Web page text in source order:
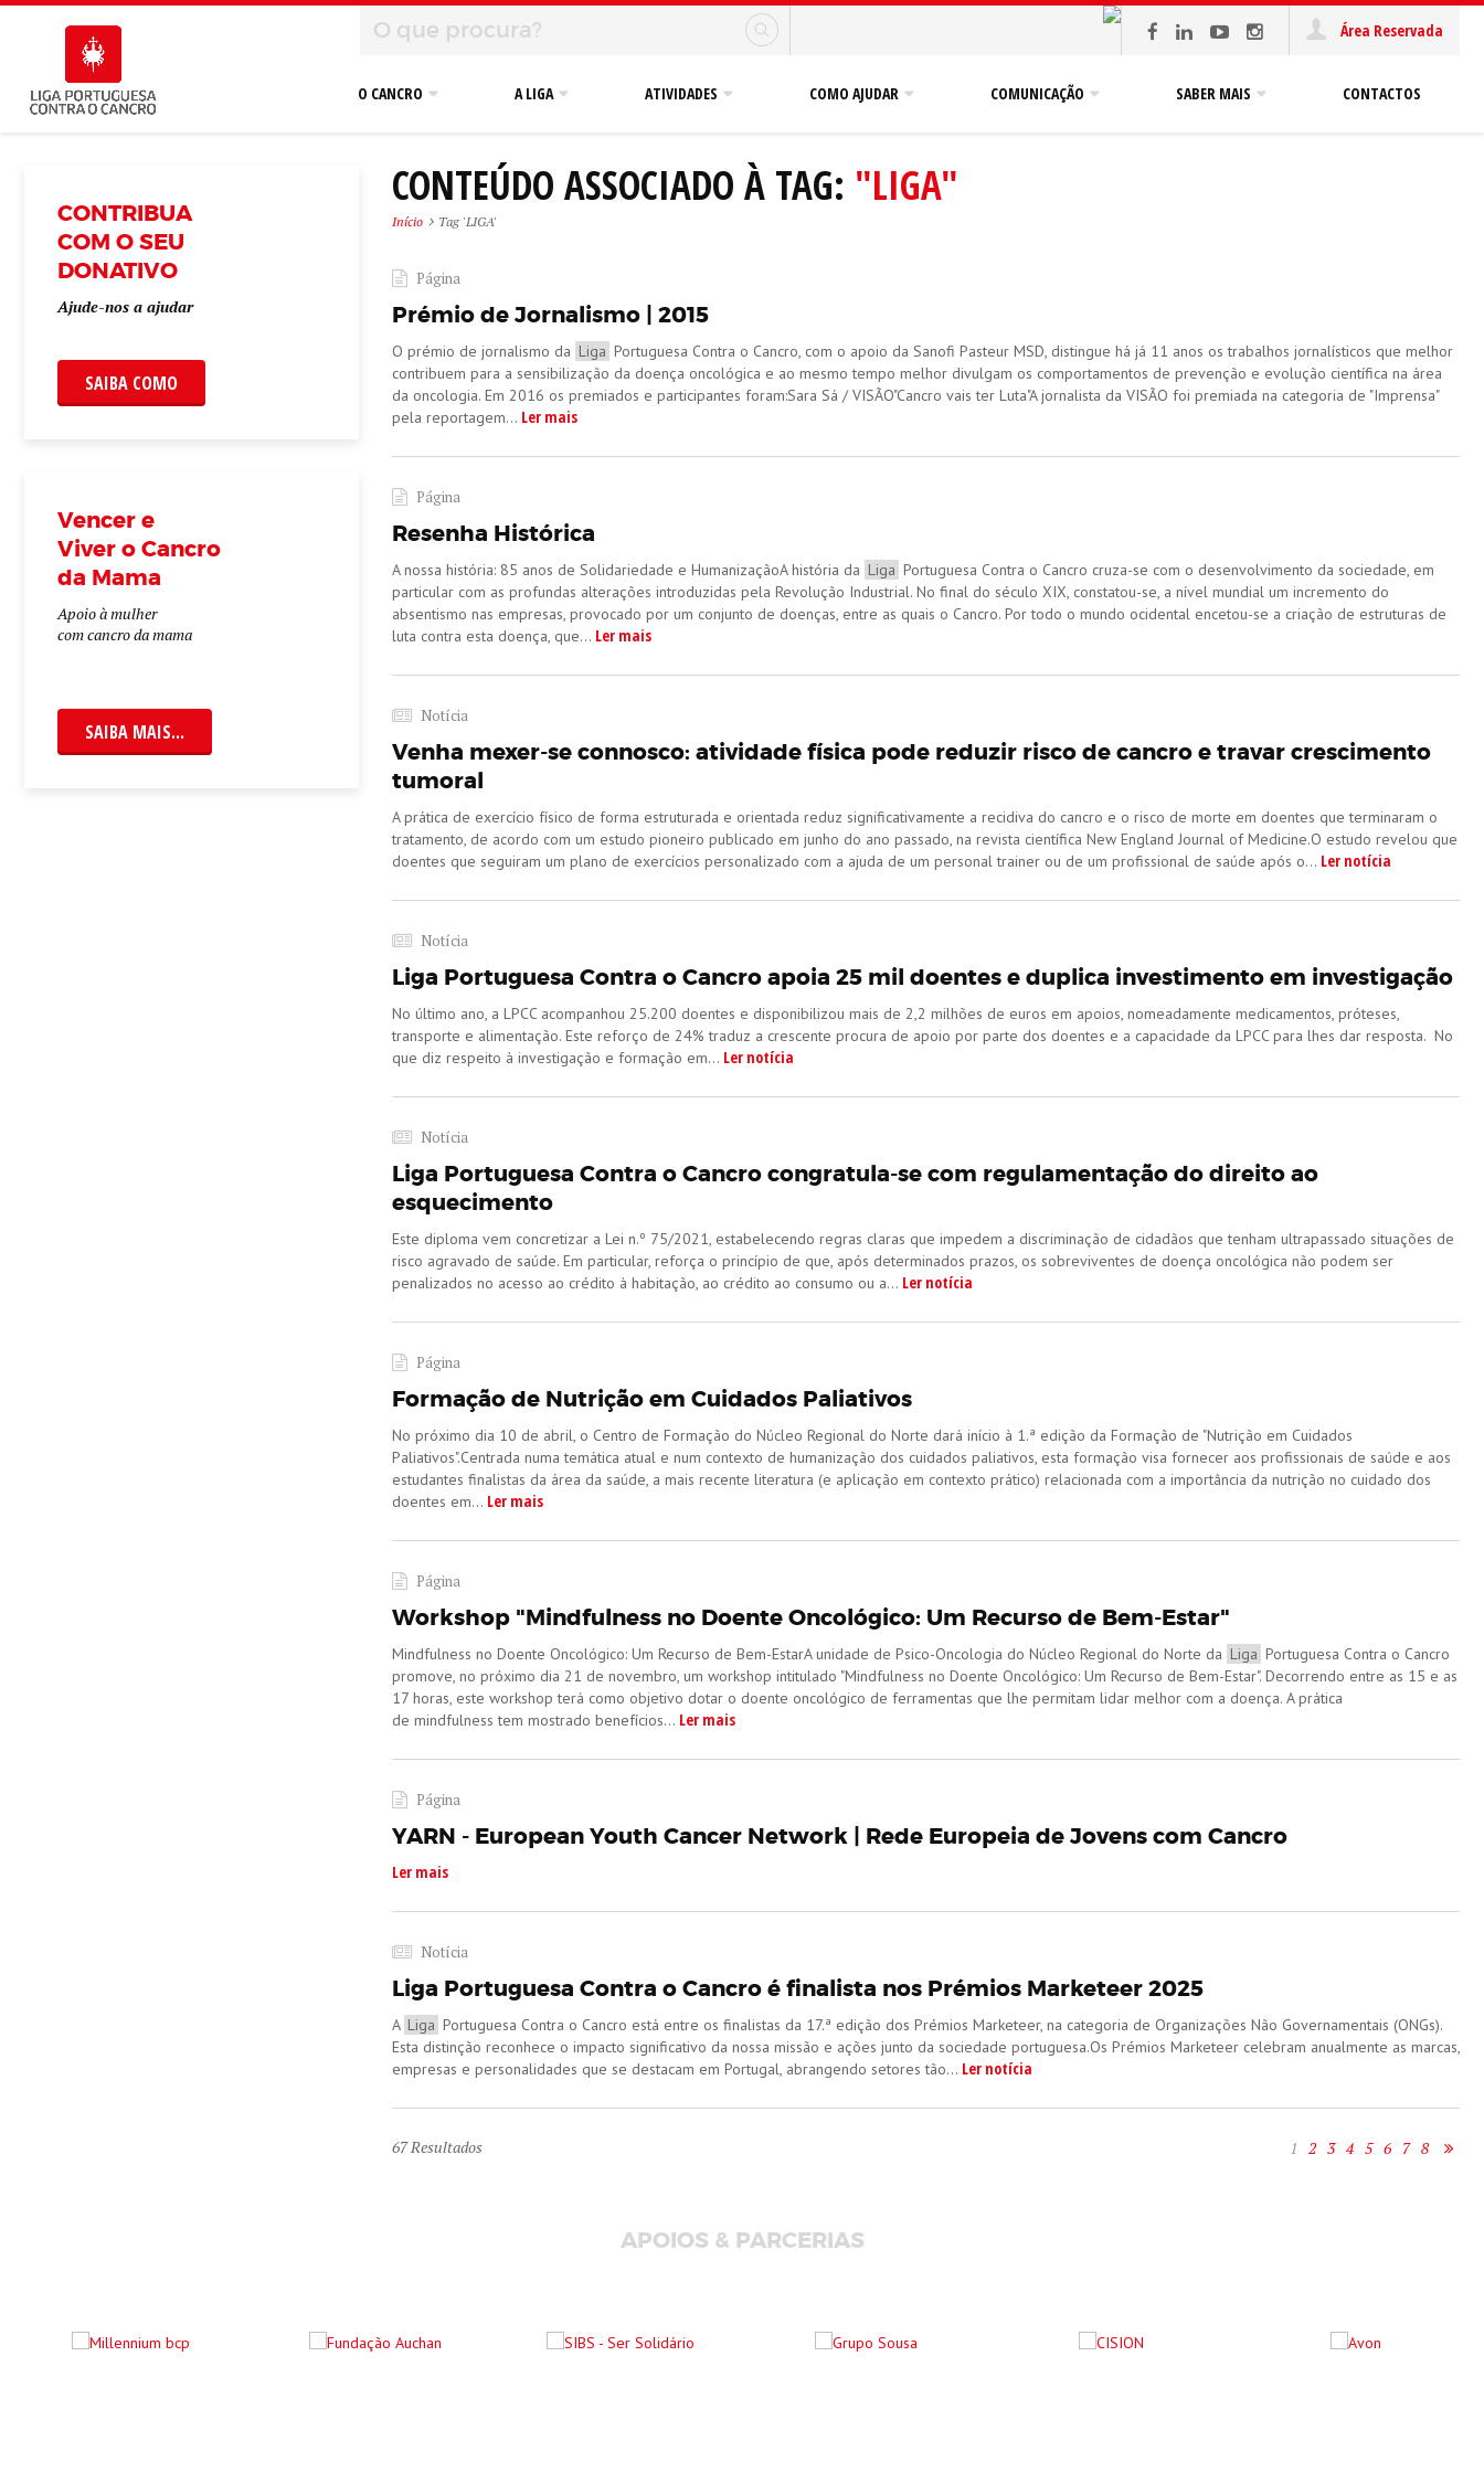
Área Reservada
O CANCRO A LIGA ATIVIDADES COMO AJUDAR COMUNICAÇÃO SABER MAIS CONTACTOS
CONTRIBUA
COM O SEU
DONATIVO
Ajude-nos a ajudar
SAIBA COMO
Vencer e
Viver o Cancro
da Mama
Apoio à mulher
com cancro da mama
SAIBA MAIS...
CONTEÚDO ASSOCIADO À TAG: "LIGA"
Início Tag 'LIGA'
Página
Prémio de Jornalismo | 2015
O prémio de jornalismo da Liga Portuguesa Contra o Cancro, com o apoio da Sanofi Pasteur MSD, distingue há já 11 anos os trabalhos jornalísticos que melhor
contribuem para a sensibilização da doença oncológica e ao mesmo tempo melhor divulgam os comportamentos de prevenção e evolução científica na área
da oncologia. Em 2016 os premiados e participantes foram:Sara Sá / VISÃO"Cancro vais ter Luta"A jornalista da VISÃO foi premiada na categoria de "Imprensa"
pela reportagem... Ler mais
Página
Resenha Histórica
A nossa história: 85 anos de Solidariedade e HumanizaçãoA história da Liga Portuguesa Contra o Cancro cruza-se com o desenvolvimento da sociedade, em
particular com as profundas alterações introduzidas pela Revolução Industrial. No final do século XIX, constatou-se, a nível mundial um incremento do
absentismo nas empresas, provocado por um conjunto de doenças, entre as quais o Cancro. Por todo o mundo ocidental encetou-se a criação de estruturas de
luta contra esta doença, que... Ler mais
Notícia
Venha mexer-se connosco: atividade física pode reduzir risco de cancro e travar crescimento
tumoral
A prática de exercício físico de forma estruturada e orientada reduz significativamente a recidiva do cancro e o risco de morte em doentes que terminaram o
tratamento, de acordo com um estudo pioneiro publicado em junho do ano passado, na revista científica New England Journal of Medicine.O estudo revelou que
doentes que seguiram um plano de exercícios personalizado com a ajuda de um personal trainer ou de um profissional de saúde após o... Ler notícia
Notícia
Liga Portuguesa Contra o Cancro apoia 25 mil doentes e duplica investimento em investigação
No último ano, a LPCC acompanhou 25.200 doentes e disponibilizou mais de 2,2 milhões de euros em apoios, nomeadamente medicamentos, próteses,
transporte e alimentação. Este reforço de 24% traduz a crescente procura de apoio por parte dos doentes e a capacidade da LPCC para lhes dar resposta. No
que diz respeito à investigação e formação em... Ler notícia
Notícia
Liga Portuguesa Contra o Cancro congratula-se com regulamentação do direito ao
esquecimento
Este diploma vem concretizar a Lei n.º 75/2021, estabelecendo regras claras que impedem a discriminação de cidadãos que tenham ultrapassado situações de
risco agravado de saúde. Em particular, reforça o princípio de que, após determinados prazos, os sobreviventes de doença oncológica não podem ser
penalizados no acesso ao crédito à habitação, ao crédito ao consumo ou a... Ler notícia
Página
Formação de Nutrição em Cuidados Paliativos
No próximo dia 10 de abril, o Centro de Formação do Núcleo Regional do Norte dará início à 1.ª edição da Formação de "Nutrição em Cuidados
Paliativos".Centrada numa temática atual e num contexto de humanização dos cuidados paliativos, esta formação visa fornecer aos profissionais de saúde e aos
estudantes finalistas da área da saúde, a mais recente literatura (e aplicação em contexto prático) relacionada com a importância da nutrição no cuidado dos
doentes em... Ler mais
Página
Workshop "Mindfulness no Doente Oncológico: Um Recurso de Bem-Estar"
​Mindfulness no Doente Oncológico: Um Recurso de Bem-EstarA unidade de Psico-Oncologia do Núcleo Regional do Norte da Liga Portuguesa Contra o Cancro
promove, no próximo dia 21 de novembro, um workshop intitulado "Mindfulness no Doente Oncológico: Um Recurso de Bem-Estar". Decorrendo entre as 15 e as
17 horas, este workshop terá como objetivo dotar o doente oncológico de ferramentas que lhe permitam lidar melhor com a doença. A prática
de mindfulness tem mostrado benefícios... Ler mais
Página
YARN - European Youth Cancer Network | Rede Europeia de Jovens com Cancro
Ler mais
Notícia
Liga Portuguesa Contra o Cancro é finalista nos Prémios Marketeer 2025
A Liga Portuguesa Contra o Cancro está entre os finalistas da 17.ª edição dos Prémios Marketeer, na categoria de Organizações Não Governamentais (ONGs).
Esta distinção reconhece o impacto significativo da nossa missão e ações junto da sociedade portuguesa.Os Prémios Marketeer celebram anualmente as marcas,
empresas e personalidades que se destacam em Portugal, abrangendo setores tão... Ler notícia
67Resultados 1 2 3 4 5 6 7 8
APOIOS & PARCERIAS